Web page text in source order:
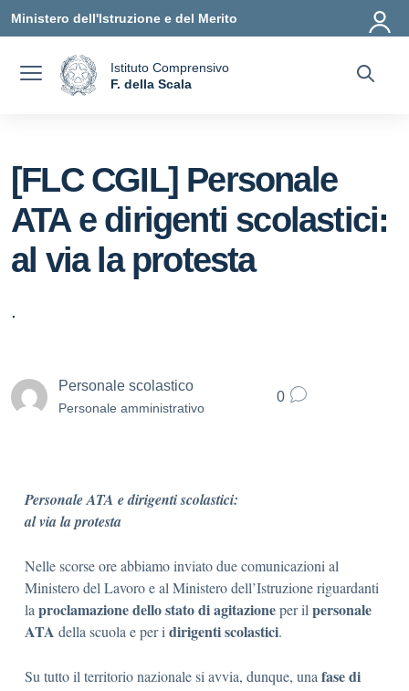
Ministero dell'Istruzione e del Merito
Istituto Comprensivo
F. della Scala
[FLC CGIL] Personale
ATA e dirigenti scolastici:
al via la protesta
.
Personale scolastico
Personale amministrativo
0
Personale ATA e dirigenti scolastici:
al via la protesta
Nelle scorse ore abbiamo inviato due comunicazioni al
Ministero del Lavoro e al Ministero dell’Istruzione riguardanti
la proclamazione dello stato di agitazioneper il personale
ATA della scuola e per i dirigenti scolastici.
Su tutto il territorio nazionale si avvia, dunque, una fase di